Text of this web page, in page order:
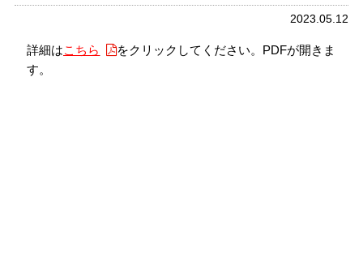
2023.05.12
詳細はこちら
をクリックしてください。PDFが開きま
す。
イベント案内 歯の豆知識
お知らせ 口腔保健センター